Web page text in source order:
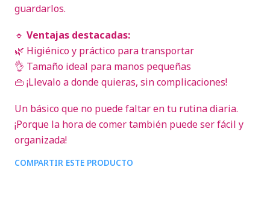
guardarlos.
🔹 Ventajas destacadas:
🌿 Higiénico y práctico para transportar
👌 Tamaño ideal para manos pequeñas
👜 ¡Llevalo a donde quieras, sin complicaciones!
Un básico que no puede faltar en tu rutina diaria.
¡Porque la hora de comer también puede ser fácil y
organizada!
COMPARTIR ESTE PRODUCTO